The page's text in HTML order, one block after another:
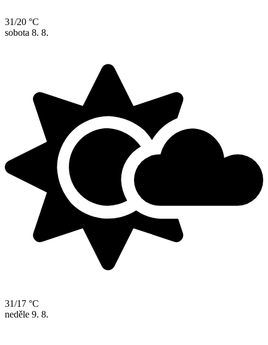
31/20 °C
sobota 8. 8.
31/17 °C
neděle 9. 8.